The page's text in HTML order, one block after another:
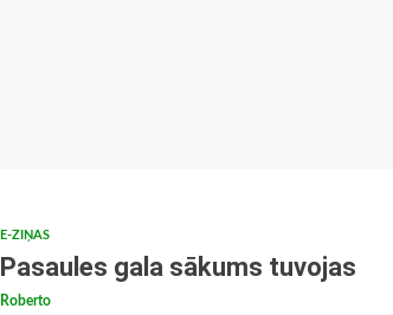
E-ZIŅAS
Pasaules gala sākums tuvojas
Roberto